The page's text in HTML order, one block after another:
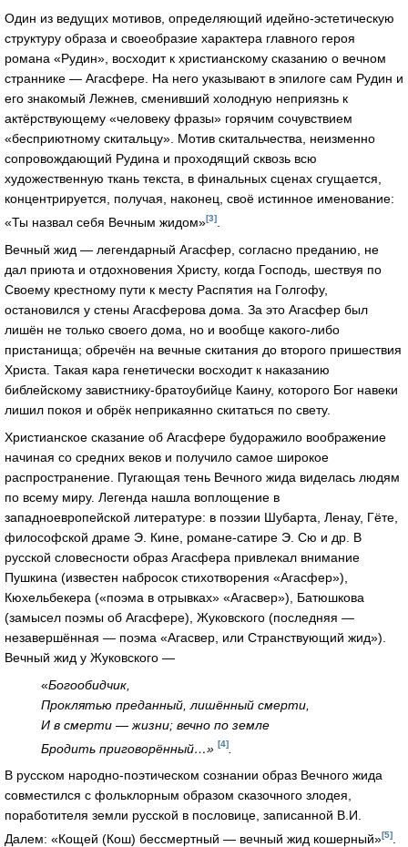
Один из ведущих мотивов, определяющий идейно-эстетическую
структуру образа и своеобразие характера главного героя
романа «Рудин», восходит к христианскому сказанию о вечном
страннике — Агасфере. На него указывают в эпилоге сам Рудин и
его знакомый Лежнев, сменивший холодную неприязнь к
актёрствующему «человеку фразы» горячим сочувствием
«бесприютному скитальцу». Мотив скитальчества, неизменно
сопровождающий Рудина и проходящий сквозь всю
художественную ткань текста, в финальных сценах сгущается,
концентрируется, получая, наконец, своё истинное именование:
«Ты назвал себя Вечным жидом»[3]
Вечный жид — легендарный Агасфер, согласно преданию, не
дал приюта и отдохновения Христу, когда Господь, шествуя по
Своему крестному пути к месту Распятия на Голгофу,
остановился у стены Агасферова дома. За это Агасфер был
лишён не только своего дома, но и вообще какого-либо
пристанища; обречён на вечные скитания до второго пришествия
Христа. Такая кара генетически восходит к наказанию
библейскому завистнику-братоубийце Каину, которого Бог навеки
лишил покоя и обрёк неприкаянно скитаться по свету.
Христианское сказание об Агасфере будоражило воображение
начиная со средних веков и получило самое широкое
распространение. Пугающая тень Вечного жида виделась людям
по всему миру. Легенда нашла воплощение в
западноевропейской литературе: в поэзии Шубарта, Ленау, Гёте,
философской драме Э. Кине, романе-сатире Э. Сю и др. В
русской словесности образ Агасфера привлекал внимание
Пушкина (известен набросок стихотворения «Агасфер»),
Кюхельбекера («поэма в отрывках» «Агасвер»), Батюшкова
(замысел поэмы об Агасфере), Жуковского (последняя —
незавершённая — поэма «Агасвер, или Странствующий жид»).
Вечный жид у Жуковского —
«Богообидчик,
Проклятью преданный, лишённый смерти,
И в смерти — жизни; вечно по земле
Бродить приговорённый…» [4]
В русском народно-поэтическом сознании образ Вечного жида
совместился с фольклорным образом сказочного злодея,
поработителя земли русской в пословице, записанной В.И.
Далем: «Кощей (Кош) бессмертный — вечный жид кошерный»[5]